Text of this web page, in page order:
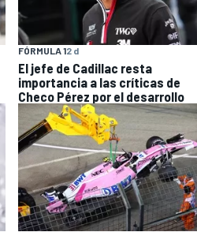
FÓRMULA 12 d
El jefe de Cadillac resta
importancia a las críticas de
Checo Pérez por el desarrollo